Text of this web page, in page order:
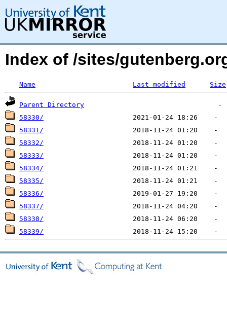
Index of /sites/
Name Last modified Size
Parent Directory
58330/
58331/
58332/
58333/
58334/
58335/
58336/
58337/
58338/
58339/